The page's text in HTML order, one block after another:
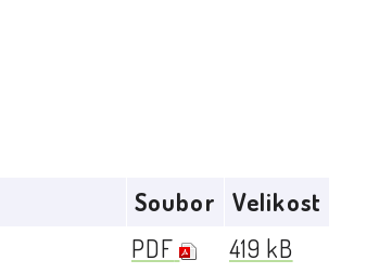
Soubor
Velikost
PDF 419 kB